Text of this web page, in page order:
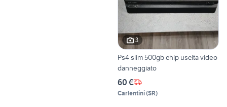
3
Ps4 slim 500gb chip uscita video
danneggiato
60 €
Carlentini(SR)